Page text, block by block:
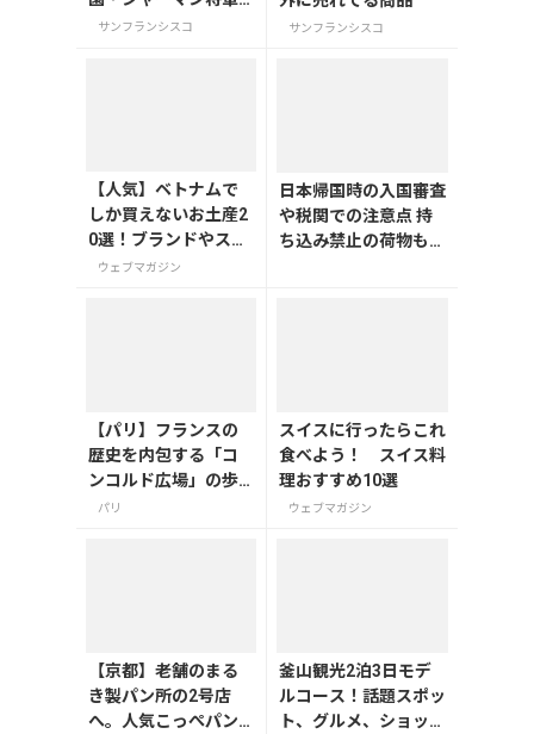
の木(General Sherm
サンフランシスコ サンフランシスコ
【人気】ベトナムで
しか買えないお土産2
0選！ブランドやスー
パーのお菓子や雑貨
ウェブマガジン
日本帰国時の入国審査
や税関での注意点 持
ち込み禁止の荷物も解
【パリ】フランスの
歴史を内包する「コ
ンコルド広場」の歩
き方
パリ
スイスに行ったらこれ
食べよう！ スイス料
理おすすめ10選
ウェブマガジン
【京都】老舗のまる
き製パン所の2号店
へ。人気こっぺパン
釜山観光2泊3日モデ
ルコース！話題スポッ
ト、グルメ、ショッピ